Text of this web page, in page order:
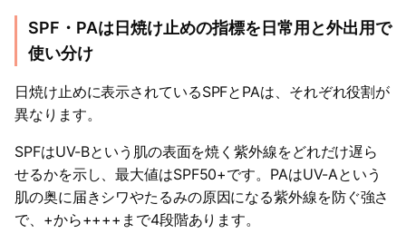
SPF・PAは日焼け止めの指標を日常用と外出用で
使い分け
日焼け止めに表示されているSPFとPAは、それぞれ役割が
異なります。
SPFはUV-Bという肌の表面を焼く紫外線をどれだけ遅ら
せるかを示し、最大値はSPF50+です。PAはUV-Aという
肌の奥に届きシワやたるみの原因になる紫外線を防ぐ強さ
で、+から++++まで4段階あります。